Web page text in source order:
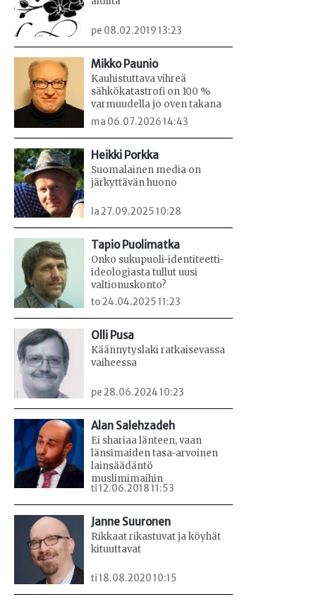
pe 08.02.2019 13:23
Mikko Paunio
Kauhistuttava vihreä
sähkökatastrofi on 100 %
varmuudella jo oven takana
ma 06.07.2026 14:43
Heikki Porkka
Suomalainen media on
järkyttävän huono
la 27.09.2025 10:28
Tapio Puolimatka
Onko sukupuoli-identiteetti-
ideologiasta tullut uusi
valtionuskonto?
to 24.04.2025 11:23
Olli Pusa
Käännytyslaki ratkaisevassa
vaiheessa
pe 28.06.2024 10:23
Alan Salehzadeh
Ei shariaa länteen, vaan
länsimaiden tasa-arvoinen
lainsäädäntö
muslimimaihin
ti 12.06.2018 11:53
Janne Suuronen
Rikkaat rikastuvat ja köyhät
kituuttavat
ti 18.08.2020 10:15